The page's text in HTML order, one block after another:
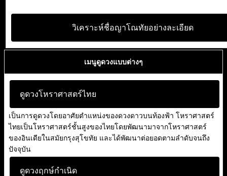
วิเคราะห์ชื่อญาโณทัยอย่างละเอียด
เมนูดูดวงแบบต่างๆ
ดูดวงโหราศาสตร์ไทย
เป็นการดูดวงโดยอาศัยตำแหน่งของดวงดาวบนท้องฟ้า โหราศาสตร์
ไทยเป็นโหราศาสตร์ชั้นสูงของไทยโดยพัฒนามาจากโหราศาสตร์
ของอินเดียในสมัยกรุงสุโขทัย และได้พัฒนาต่อยอดตามลำดับจนถึง
ปัจจุบัน
ดูดวงฤกษ์กำเนิด